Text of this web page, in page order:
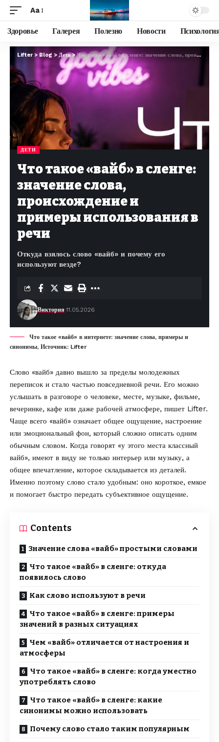
Aa
Здоровье Галерея Полезно Новости
Lifter >Blog > Дети>Что такое «вайб» в сленге: значение слова, происхождение и примеры использования в речи
ДЕТИ
Что такое «вайб» в сленге:
значение слова,
происхождение и
примеры использования в
речи
Откуда взялось слово «вайб» и почему его
используют везде?
Виктория 11.05.2026
Что такое «вайб» в интернете: значение слова, примеры и
синонимы, Источник: Lifter
Слово «вайб» давно вышло за пределы молодежных
переписок и стало частью повседневной речи. Его можно
услышать в разговоре о человеке, месте, музыке, фильме,
вечеринке, кафе или даже рабочей атмосфере, пишет Lifter.
Чаще всего «вайб» означает общее ощущение, настроение
или эмоциональный фон, который сложно описать одним
обычным словом. Когда говорят «у этого места классный
вайб», имеют в виду не только интерьер или музыку, а
общее впечатление, которое складывается из деталей.
Именно поэтому слово стало удобным: оно короткое, емкое
и помогает быстро передать субъективное ощущение.
Contents
Значение слова «вайб» простыми словами
Что такое «вайб» в сленге: откуда
появилось слово
Как слово используют в речи
Что такое «вайб» в сленге: примеры
значений в разных ситуациях
Чем «вайб» отличается от настроения и
атмосферы
Что такое «вайб» в сленге: когда уместно
употреблять слово
Что такое «вайб» в сленге: какие
синонимы можно использовать
Почему слово стало таким популярным